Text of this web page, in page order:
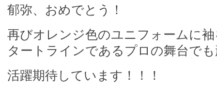
郁弥、おめでとう！
再びオレンジ色のユニフォームに
タートラインであるプロの舞台で
活躍期待しています！！！